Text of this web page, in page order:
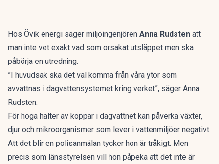
Hos Övik energi säger miljöingenjören Anna Rudsten att
man inte vet exakt vad som orsakat utsläppet men ska
påbörja en utredning.
”I huvudsak ska det väl komma från våra ytor som
avvattnas i dagvattensystemet kring verket”, säger Anna
Rudsten.
För höga halter av koppar i dagvattnet kan påverka växter,
djur och mikroorganismer som lever i vattenmiljöer negativt.
Att det blir en polisanmälan tycker hon är tråkigt. Men
precis som länsstyrelsen vill hon påpeka att det inte är